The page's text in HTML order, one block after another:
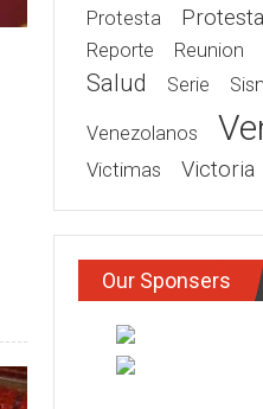
Protesta
Reporte Reunion
Salud Serie
Venezolanos
Victimas Victoria
Our Sponsers